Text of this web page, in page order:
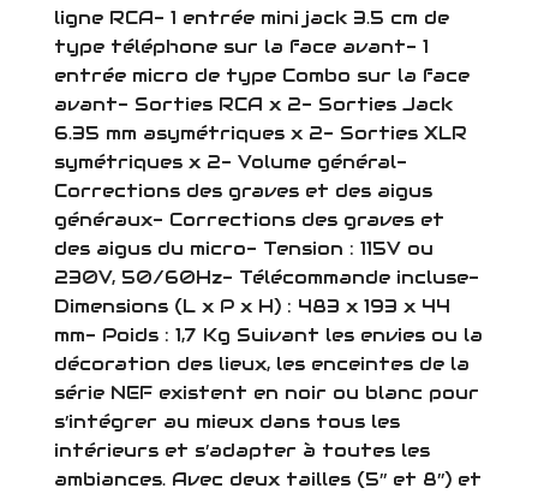
ligne RCA- 1 entrée mini jack 3.5 cm de
type téléphone sur la face avant- 1
entrée micro de type Combo sur la face
avant- Sorties RCA x 2- Sorties Jack
6.35 mm asymétriques x 2- Sorties XLR
symétriques x 2- Volume général-
Corrections des graves et des aigus
généraux- Corrections des graves et
des aigus du micro- Tension : 115V ou
230V, 50/60Hz- Télécommande incluse-
Dimensions (L x P x H) : 483 x 193 x 44
mm- Poids : 1,7 Kg Suivant les envies ou la
décoration des lieux, les enceintes de la
série NEF existent en noir ou blanc pour
s’intégrer au mieux dans tous les
intérieurs et s’adapter à toutes les
ambiances. Avec deux tailles (5’’ et 8’’) et